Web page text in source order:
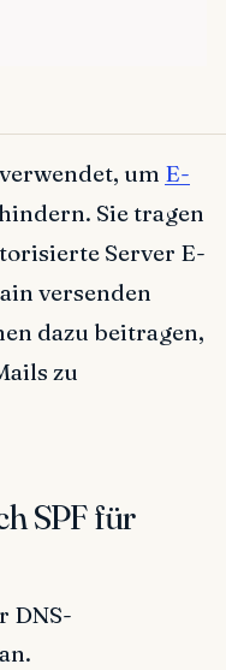
um E-
Sie tragen
Server E-
versenden
dazu beitragen,
zu
SPF für
DNS-